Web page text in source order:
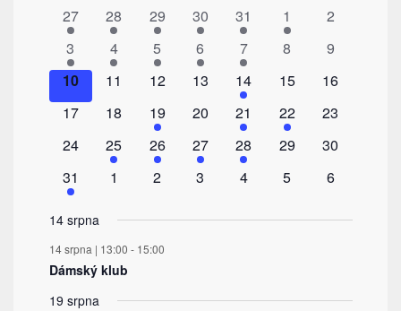
Akce
1
akce
27
1
akce
28
1
akce
29
1
akce
30
1
akce
31
1
akce
1
0
2
1
akce
3
1
akce
4
1
akce
5
1
akce
6
1
akce
7
0
8
0
9
0
akce
10
0
11
0
12
0
13
1
akce
14
0
15
0
16
0
17
0
18
2
akce
19
0
20
1
akce
21
1
akce
22
0
23
0
24
1
akce
25
1
akce
26
1
akce
27
1
akce
28
0
29
0
30
1
akce
31
0
1
0
2
0
3
0
4
0
5
0
6
14 srpna
14 srpna | 13:00 - 15:00
Dámský klub
19 srpna